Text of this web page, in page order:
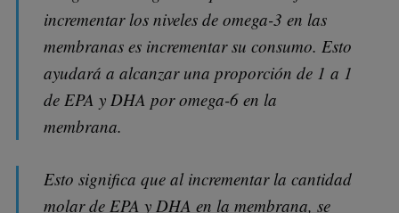
incrementar los niveles de omega-3 en las
membranas es incrementar su consumo. Esto
ayudará a alcanzar una proporción de 1 a 1
de EPA y DHA por omega-6 en la
membrana.
Esto significa que al incrementar la cantidad
molar de EPA y DHA en la membrana, se